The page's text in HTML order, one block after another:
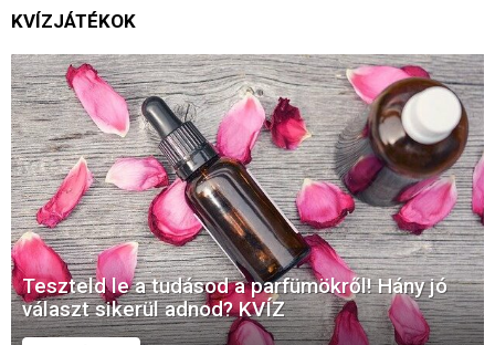
KVÍZJÁTÉKOK
Teszteld le a tudásod a parfümökről! Hány jó
választ sikerül adnod? KVÍZ